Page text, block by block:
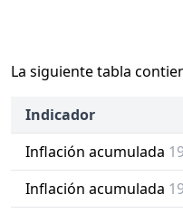
La siguiente tabla
Indicador
Inflación acumulada
Inflación acumulada